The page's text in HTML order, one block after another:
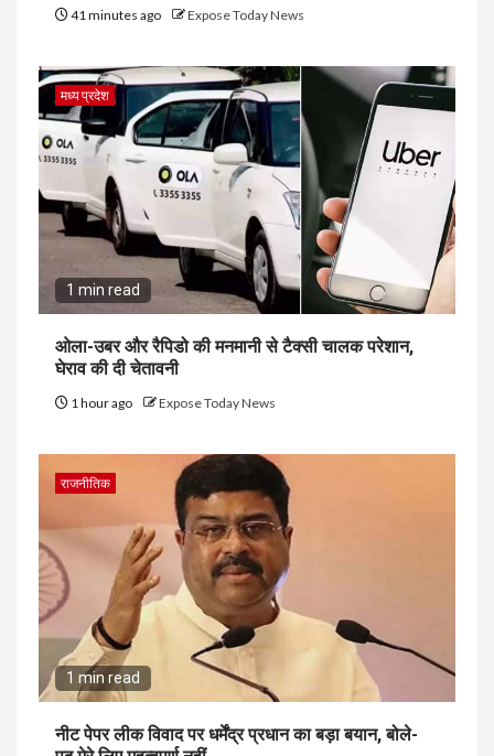
41 minutes ago Expose Today News
मध्य प्रदेश
1 min read
ओला-उबर और रैपिडो की मनमानी से टैक्सी चालक परेशान,
घेराव की दी चेतावनी
1 hour ago Expose Today News
राजनीतिक
1 min read
नीट पेपर लीक विवाद पर धर्मेंद्र प्रधान का बड़ा बयान, बोले-